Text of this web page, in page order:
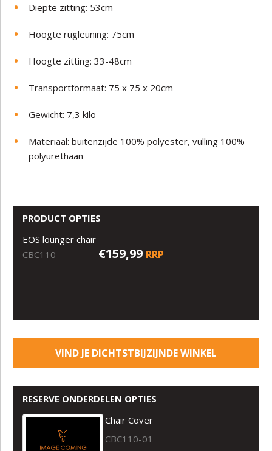
Diepte zitting: 53cm
Hoogte rugleuning: 75cm
Hoogte zitting: 33-48cm
Transportformaat: 75 x 75 x 20cm
Gewicht: 7,3 kilo
Materiaal: buitenzijde 100% polyester, vulling 100%
polyurethaan
PRODUCT OPTIES
EOS lounger chair
CBC110
€159,99 RRP
VIND JE DICHTSTBIJZIJNDE WINKEL
RESERVE ONDERDELEN OPTIES
Chair Cover
CBC110-01